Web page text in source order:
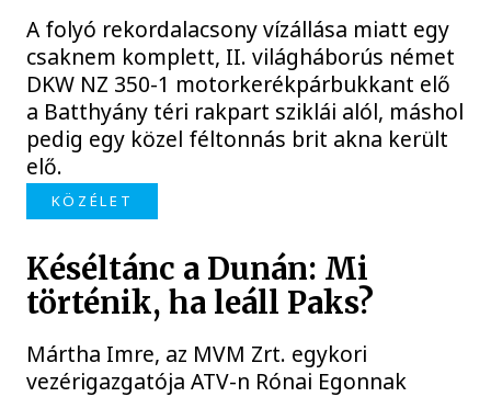
A folyó rekordalacsony vízállása miatt egy
csaknem komplett, II. világháborús német
DKW NZ 350-1 motorkerékpárbukkant elő
a Batthyány téri rakpart sziklái alól, máshol
pedig egy közel féltonnás brit akna került
elő.
KÖZÉLET
Késéltánc a Dunán: Mi
történik, ha leáll Paks?
Mártha Imre, az MVM Zrt. egykori
vezérigazgatója ATV-n Rónai Egonnak